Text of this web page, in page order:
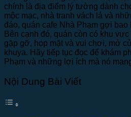
chính là địa điểm lý tưởng dành
mộc mạc, nhà tranh vách lá và
đáo, quán cafe Nhà Phạm gợi bao
Bên cạnh đó, quán còn có khu
gặp gỡ, họp mặt và vui chơi, mở
khuya. Hãy tiếp tục đọc để khám
Phạm và những lợi ích mà nó
Nội Dung Bài Viết